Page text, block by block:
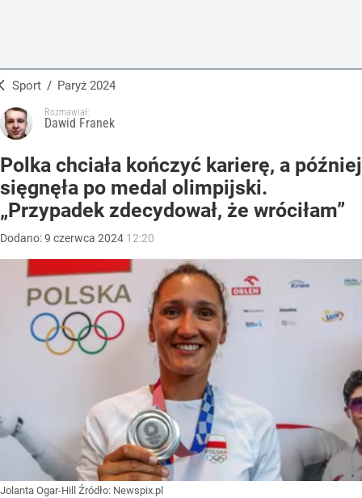
Sport / Paryż 2024
Rozmawiał:
Dawid Franek
Polka chciała kończyć karierę, a później
sięgnęła po medal olimpijski.
„Przypadek zdecydował, że wróciłam”
Dodano:9 czerwca 2024 12:20
Jolanta Ogar-Hill Źródło: Newspix.pl